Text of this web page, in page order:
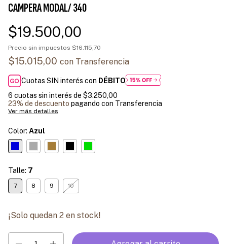
CAMPERA MODAL/ 340
$19.500,00
Precio sin impuestos $16.115,70
$15.015,00 con Transferencia
Cuotas SIN interés con DÉBITO
6 cuotas sin interés de $3.250,00
23% de descuento pagando con Transferencia
Ver más detalles
Color: Azul
Talle: 7
7 8 9 10
¡Solo quedan 2 en stock!